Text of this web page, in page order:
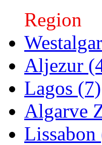
Region
Aljezur
Lagos (7)
Algarve
Lissabon